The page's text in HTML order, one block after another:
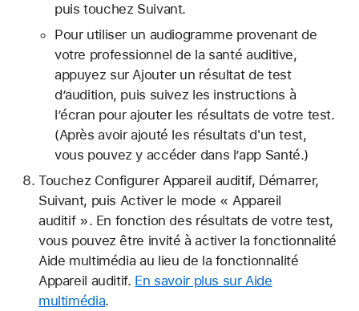
puis touchez Suivant.
Pour utiliser un audiogramme provenant de
votre professionnel de la santé auditive,
appuyez sur Ajouter un résultat de test
d’audition, puis suivez les instructions à
l’écran pour ajouter les résultats de votre test.
(Après avoir ajouté les résultats d'un test,
vous pouvez y accéder dans l’app Santé.)
Touchez Configurer Appareil auditif, Démarrer,
Suivant, puis Activer le mode « Appareil
auditif ». En fonction des résultats de votre test,
vous pouvez être invité à activer la fonctionnalité
Aide multimédia au lieu de la fonctionnalité
Appareil auditif. En savoir plus sur Aide
multimédia.